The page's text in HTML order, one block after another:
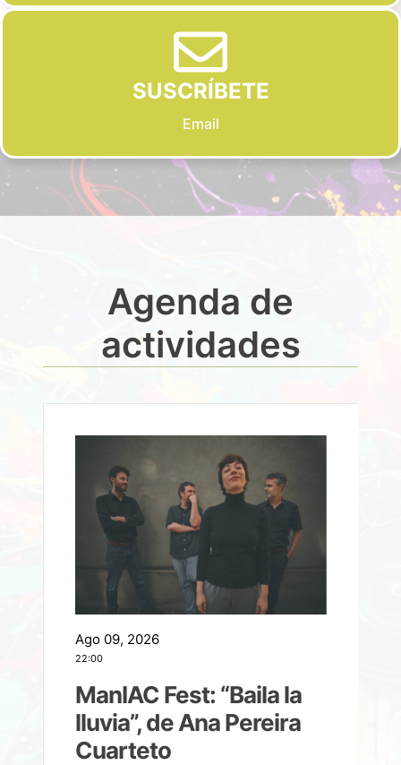
SUSCRÍBETE
Email
Agenda de
actividades
Ago 09, 2026
22:00
ManIAC Fest: “Baila la
lluvia”, de Ana Pereira
Cuarteto